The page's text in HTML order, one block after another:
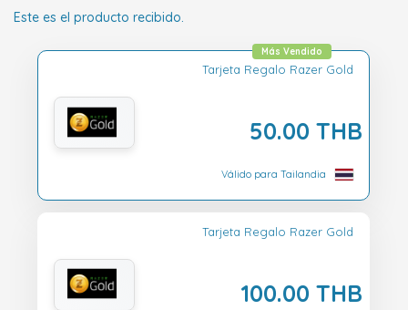
Este es el producto recibido.
Tarjeta Regalo Razer Gold
50.00 THB
Más Vendido
Válido para Tailandia
Tarjeta Regalo Razer Gold
100.00 THB